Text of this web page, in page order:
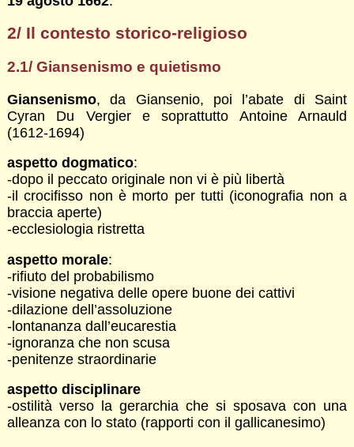
2/ Il contesto storico-religioso
2.1/ Giansenismo e quietismo
Giansenismo, da Giansenio, poi l’abate di Saint
Cyran Du Vergier e soprattutto Antoine Arnauld
(1612-1694)
aspetto dogmatico:
-dopo il peccato originale non vi è più libertà
-il crocifisso non è morto per tutti (iconografia non a
braccia aperte)
-ecclesiologia ristretta
aspetto morale:
-rifiuto del probabilismo
-visione negativa delle opere buone dei cattivi
-dilazione dell’assoluzione
-lontananza dall’eucarestia
-ignoranza che non scusa
-penitenze straordinarie
aspetto disciplinare
-ostilità verso la gerarchia che si sposava con una
alleanza con lo stato (rapporti con il gallicanesimo)